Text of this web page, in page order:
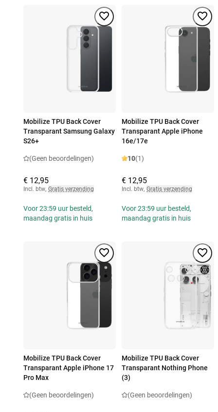
Mobilize TPU Back Cover
Transparant Samsung Galaxy
S26+
(Geen beoordelingen)
€ 12,95
Incl. btw, Gratis verzending
Voor 23:59 uur besteld,
maandag gratis in huis
Mobilize TPU Back Cover
Transparant Apple iPhone
16e/17e
10(1)
€ 12,95
Incl. btw, Gratis verzending
Voor 23:59 uur besteld,
maandag gratis in huis
Mobilize TPU Back Cover
Transparant Apple iPhone 17
Pro Max
(Geen beoordelingen)
Mobilize TPU Back Cover
Transparant Nothing Phone
(3)
(Geen beoordelingen)